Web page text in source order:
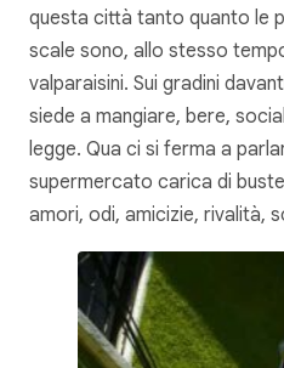
questa città tanto quanto le
scale sono, allo stesso
valparaisini. Sui gradini
siede a mangiare, bere,
legge. Qua ci si ferma a
supermercato carica di
amori, odi, amicizie, rivalità,